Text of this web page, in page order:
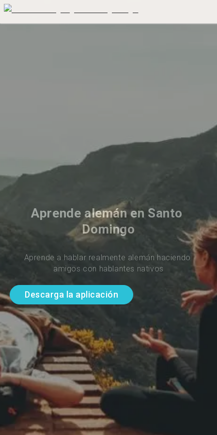
Aprende alemán en Santo
Domingo
Aprende a hablar realmente alemán haciendo
amigos con hablantes nativos
Descarga la aplicación